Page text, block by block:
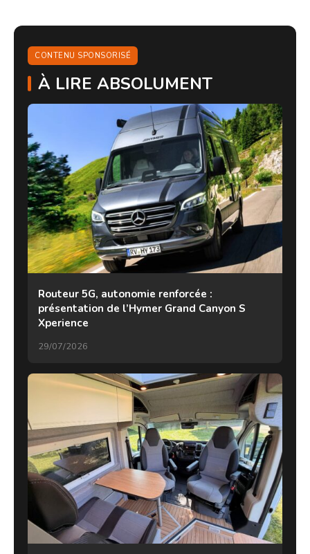
CONTENU SPONSORISÉ
À LIRE ABSOLUMENT
Routeur 5G, autonomie renforcée :
présentation de l’Hymer Grand Canyon S
Xperience
29/07/2026